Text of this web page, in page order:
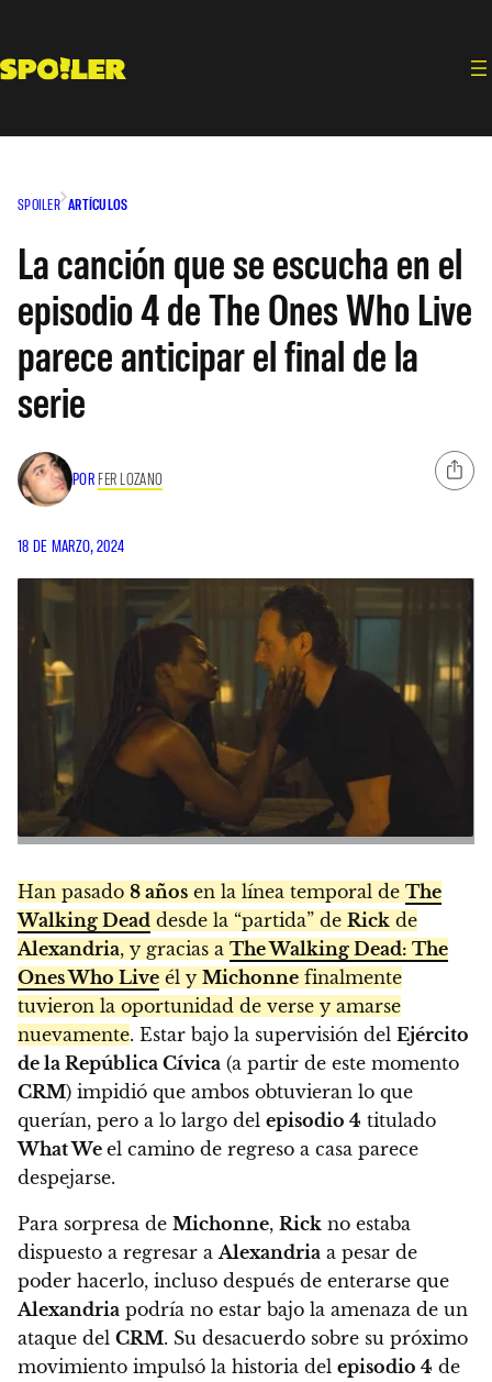
contenido
SPOILER ARTÍCULOS
La canción que se escucha en el
episodio 4 de The Ones Who Live
parece anticipar el final de la
serie
POR FER LOZANO
18 DE MARZO, 2024
Han pasado 8 años en la línea temporal de The
Walking Dead desde la “partida” de Rick de
Alexandria, y gracias a The Walking Dead: The
Ones Who Live él y Michonne finalmente
tuvieron la oportunidad de verse y amarse
nuevamente. Estar bajo la supervisión del Ejército
de la República Cívica (a partir de este momento
CRM) impidió que ambos obtuvieran lo que
querían, pero a lo largo del episodio 4 titulado
What We el camino de regreso a casa parece
despejarse.
Para sorpresa de Michonne, Rick no estaba
dispuesto a regresar a Alexandria a pesar de
poder hacerlo, incluso después de enterarse que
Alexandria podría no estar bajo la amenaza de un
ataque del CRM. Su desacuerdo sobre su próximo
movimiento impulsó la historia del episodio 4 de